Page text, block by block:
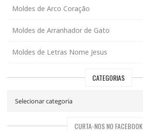
Moldes de Arco Coração
Moldes de Arranhador de Gato
Moldes de Letras Nome Jesus
CATEGORIAS
CURTA-NOS NO FACEBOOK